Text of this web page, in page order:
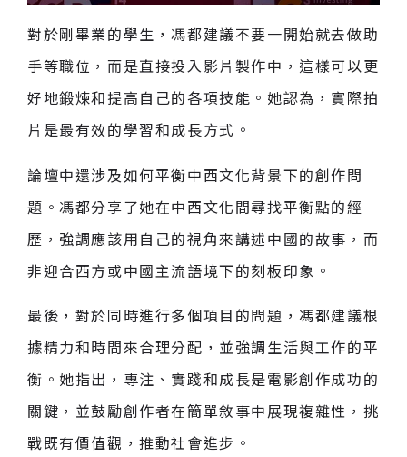
對於剛畢業的學生，馮都建議不要一開始就去做助
手等職位，而是直接投入影片製作中，這樣可以更
好地鍛煉和提高自己的各項技能。她認為，實際拍
片是最有效的學習和成長方式。
論壇中還涉及如何平衡中西文化背景下的創作問
題。馮都分享了她在中西文化間尋找平衡點的經
歷，強調應該用自己的視角來講述中國的故事，而
非迎合西方或中國主流語境下的刻板印象。
最後，對於同時進行多個項目的問題，馮都建議根
據精力和時間來合理分配，並強調生活與工作的平
衡。她指出，專注、實踐和成長是電影創作成功的
關鍵，並鼓勵創作者在簡單敘事中展現複雜性，挑
戰既有價值觀，推動社會進步。